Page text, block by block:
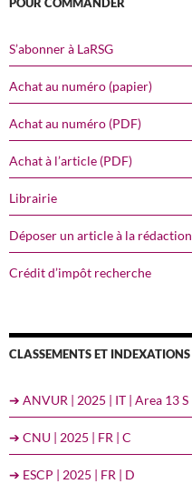
S’abonner à LaRSG
Achat au numéro (papier)
Achat au numéro (PDF)
Achat à l’article (PDF)
Librairie
Déposer un article à la rédaction
Crédit d’impôt recherche
CLASSEMENTS ET INDEXATIONS
➔ ANVUR | 2025 | IT | Area 13 S
➔ CNU | 2025 | FR | C
➔ ESCP | 2025 | FR | D